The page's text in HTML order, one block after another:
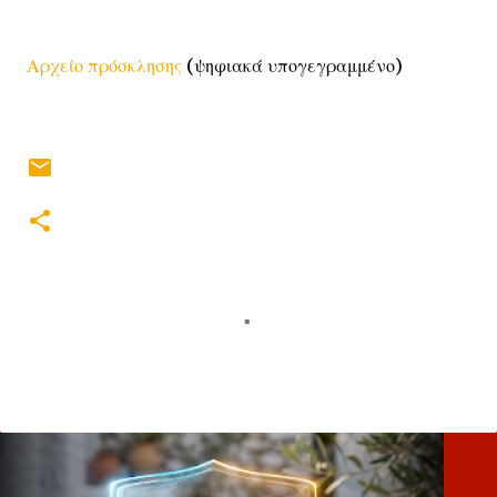
Αρχείο πρόσκλησης (ψηφιακά υπογεγραμμένο)
λ